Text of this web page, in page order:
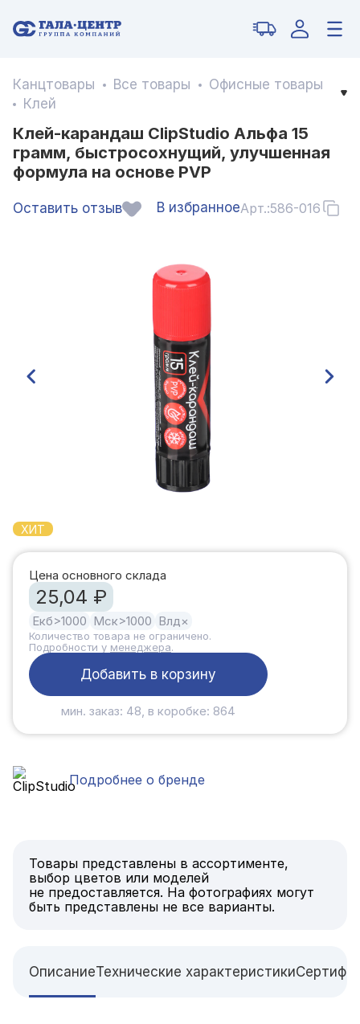
Канцтовары Все товары
Офисные товары
Клей
Клей-карандаш ClipStudio Альфа 15
грамм, быстросохнущий, улучшенная
формула на основе PVP
Оставить отзыв В избранноеАрт.:586-016
ХИТ
Цена основного склада
25,04 ₽
Екб>1000 Мск>1000 Влд ×
Количество товара не ограничено.
Подробности у менеджера.
Добавить в корзину
мин. заказ: 48, в коробке: 864
Подробнее о бренде
Товары представлены в ассортименте,
выбор цветов или моделей
не предоставляется. На фотографиях могут
быть представлены не все варианты.
ОписаниеТехнические характеристики